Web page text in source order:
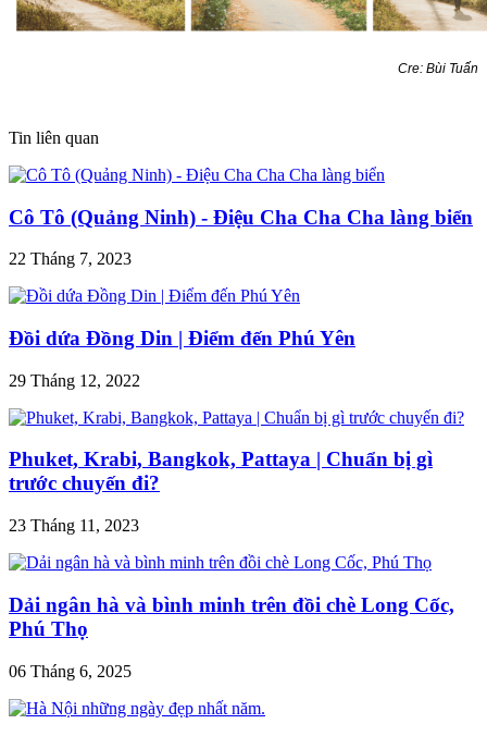
Cre: Bùi Tuấn
Tin liên quan
Cô Tô (Quảng Ninh) - Điệu Cha Cha Cha làng biển
22 Tháng 7, 2023
Đồi dứa Đồng Din | Điểm đến Phú Yên
29 Tháng 12, 2022
Phuket, Krabi, Bangkok, Pattaya | Chuẩn bị gì
trước chuyến đi?
23 Tháng 11, 2023
Dải ngân hà và bình minh trên đồi chè Long Cốc,
Phú Thọ
06 Tháng 6, 2025